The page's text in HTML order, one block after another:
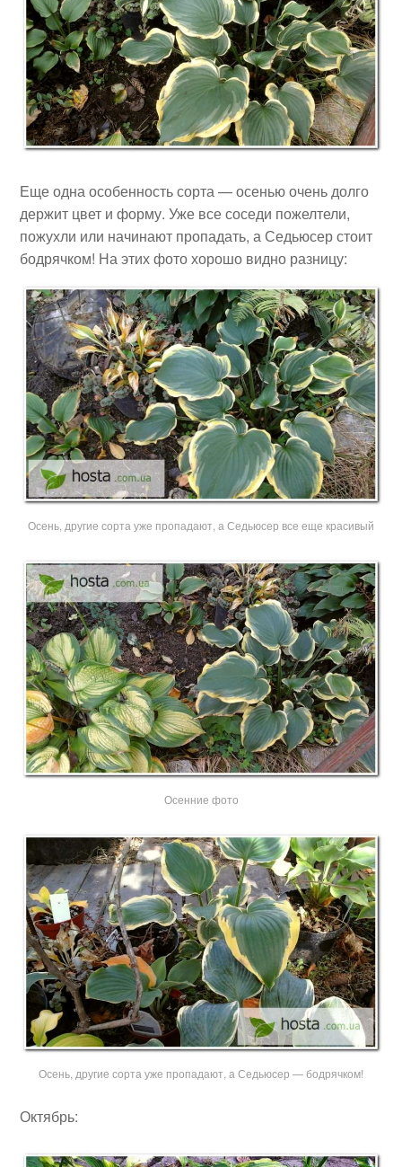
Еще одна особенность сорта — осенью очень долго
держит цвет и форму. Уже все соседи пожелтели,
пожухли или начинают пропадать, а Седьюсер стоит
бодрячком! На этих фото хорошо видно разницу:
Осень, другие сорта уже пропадают, а Седьюсер все еще красивый
Осенние фото
Осень, другие сорта уже пропадают, а Седьюсер — бодрячком!
Октябрь: